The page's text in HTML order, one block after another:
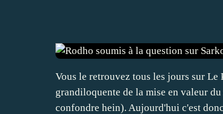
Vous le retrouvez tous les jours sur
grandiloquente de la mise en valeur
confondre hein). Aujourd'hui c'est